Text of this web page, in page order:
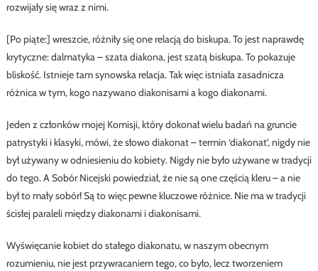
rozwijały się wraz z nimi.
[Po piąte:] wreszcie, różniły się one relacją do biskupa. To jest naprawdę
krytyczne: dalmatyka – szata diakona, jest szatą biskupa. To pokazuje
bliskość. Istnieje tam synowska relacja. Tak więc istniała zasadnicza
różnica w tym, kogo nazywano diakonisami a kogo diakonami.
Jeden z członków mojej Komisji, który dokonał wielu badań na gruncie
patrystyki i klasyki, mówi, że słowo diakonat – termin ‘diakonat’, nigdy nie
był używany w odniesieniu do kobiety. Nigdy nie było używane w tradycji
do tego. A Sobór Nicejski powiedział, że nie są one częścią kleru – a nie
był to mały sobór! Są to więc pewne kluczowe różnice. Nie ma w tradycji
ścisłej paraleli między diakonami i diakonisami.
Wyświęcanie kobiet do stałego diakonatu, w naszym obecnym
rozumieniu, nie jest przywracaniem tego, co było, lecz tworzeniem